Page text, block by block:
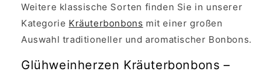
Weitere klassische Sorten finden Sie in unserer
Kategorie Kräuterbonbons mit einer großen
Auswahl traditioneller und aromatischer Bonbons.
Glühweinherzen Kräuterbonbons –